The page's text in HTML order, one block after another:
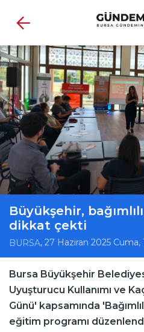
Büyükşehir,
dikkat çekti
BURSA, 27 Haziran 2025 Cuma,
Bursa Büyükşehir
Uyuşturucu Kullanımı ve
Günü' kapsamında
eğitim programı